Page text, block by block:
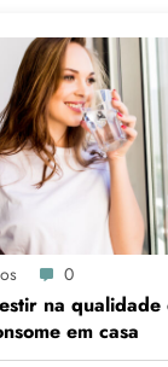
0
na qualidade
em casa